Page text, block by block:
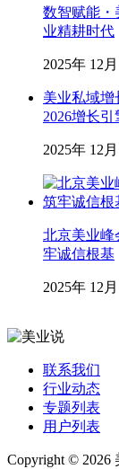
数智赋能・
业精耕时代
2025年 12月
美业私域增
2026增长引
2025年 12月
北京美业峰
牢诚信根基
2025年 12月
联系我们
行业动态
专题列表
用户列表
Copyright © 2026